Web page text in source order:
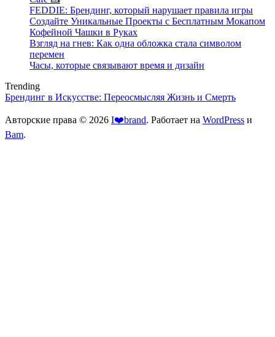
FEDDIE: Брендинг, который нарушает правила игры
Создайте Уникальные Проекты с Бесплатным Мокапом
Кофейной Чашки в Руках
Взгляд на гнев: Как одна обложка стала символом
перемен
Часы, которые связывают время и дизайн
Trending
Брендинг в Искусстве: Переосмысляя Жизнь и Смерть
Авторские права © 2026 I❤️brand. Работает на WordPress и
Bam.